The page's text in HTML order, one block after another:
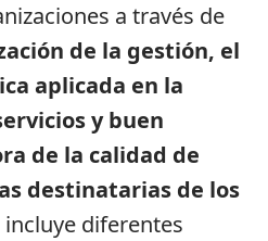
a través de
de la gestión, el
aplicada en la
y buen
de la calidad de
destinatarias de los
incluye diferentes